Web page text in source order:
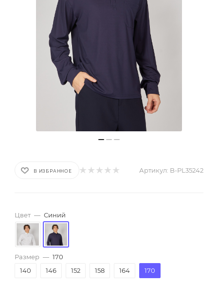
В ИЗБРАННОЕ Артикул: B-PL35242
Цвет — Синий
Размер — 170
140
146 152 158 164 170